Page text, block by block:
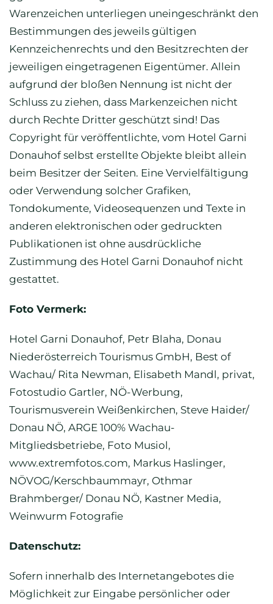
Warenzeichen unterliegen uneingeschränkt den
Bestimmungen des jeweils gültigen
Kennzeichenrechts und den Besitzrechten der
jeweiligen eingetragenen Eigentümer. Allein
aufgrund der bloßen Nennung ist nicht der
Schluss zu ziehen, dass Markenzeichen nicht
durch Rechte Dritter geschützt sind! Das
Copyright für veröffentlichte, vom Hotel Garni
Donauhof selbst erstellte Objekte bleibt allein
beim Besitzer der Seiten. Eine Vervielfältigung
oder Verwendung solcher Grafiken,
Tondokumente, Videosequenzen und Texte in
anderen elektronischen oder gedruckten
Publikationen ist ohne ausdrückliche
Zustimmung des Hotel Garni Donauhof nicht
gestattet.
Foto Vermerk:
Hotel Garni Donauhof, Petr Blaha, Donau
Niederösterreich Tourismus GmbH, Best of
Wachau/ Rita Newman, Elisabeth Mandl, privat,
Fotostudio Gartler, NÖ-Werbung,
Tourismusverein Weißenkirchen, Steve Haider/
Donau NÖ, ARGE 100% Wachau-
Mitgliedsbetriebe, Foto Musiol,
www.extremfotos.com, Markus Haslinger,
NÖVOG/Kerschbaummayr, Othmar
Brahmberger/ Donau NÖ, Kastner Media,
Weinwurm Fotografie
Datenschutz:
Sofern innerhalb des Internetangebotes die
Möglichkeit zur Eingabe persönlicher oder